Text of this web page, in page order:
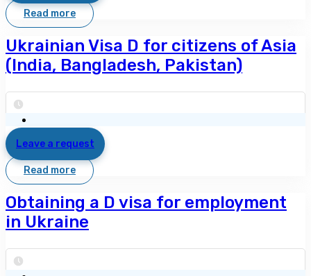
Read more
Ukrainian Visa D for citizens of Asia
(India, Bangladesh, Pakistan)
Leave a request
Read more
Obtaining a D visa for employment
in Ukraine